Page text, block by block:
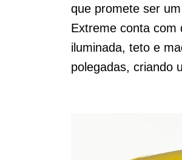
que promete ser
Extreme conta com
iluminada, teto e
polegadas, criando